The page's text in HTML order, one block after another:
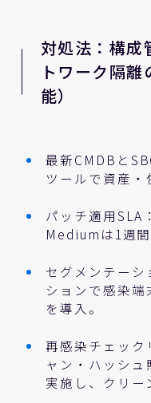
対処法：構成
トワーク隔
能）
最新CMDBと
ツールで資産・
パッチ適用SLA
Mediumは1週
セグメンテーシ
ションで感染
を導入。
再感染チェック
ャン・ハッシュ
実施し、クリー